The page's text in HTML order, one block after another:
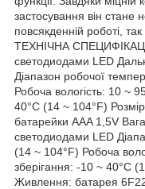
застосування він стане
повсякденній роботі,
ТЕХНІЧНА
светодиодами LED
Діапазон робочої
Робоча вологість: 10 ~
40°C (14 ~ 104°F)
батарейки AAA 1,5V
светодиодами LED
(14 ~ 104°F) Робоча
зберігання: -10 ~ 40°C
Живлення: батарея 6F22